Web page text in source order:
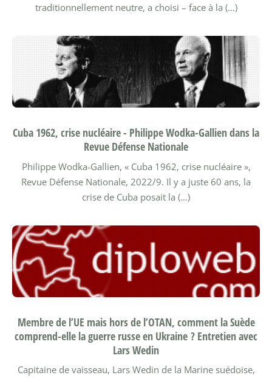
traditionnellement neutre, a choisi – face à la (…)
Cuba 1962, crise nucléaire - Philippe Wodka-Gallien dans la
Revue Défense Nationale
Philippe Wodka-Gallien, « Cuba 1962, crise nucléaire »,
Revue Défense Nationale, 2022/9. Il y a juste 60 ans, la
crise de Cuba posait la (…)
Membre de l’UE mais hors de l’OTAN, comment la Suède
comprend-elle la guerre russe en Ukraine ? Entretien avec
Lars Wedin
Capitaine de vaisseau, Lars Wedin de la Marine suédoise,